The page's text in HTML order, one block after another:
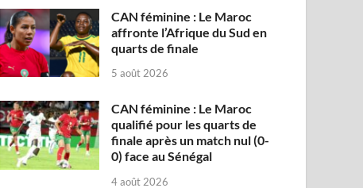
CAN féminine : Le Maroc
affronte l’Afrique du Sud en
quarts de finale
5 août 2026
CAN féminine : Le Maroc
qualifié pour les quarts de
finale après un match nul (0-
0) face au Sénégal
4 août 2026